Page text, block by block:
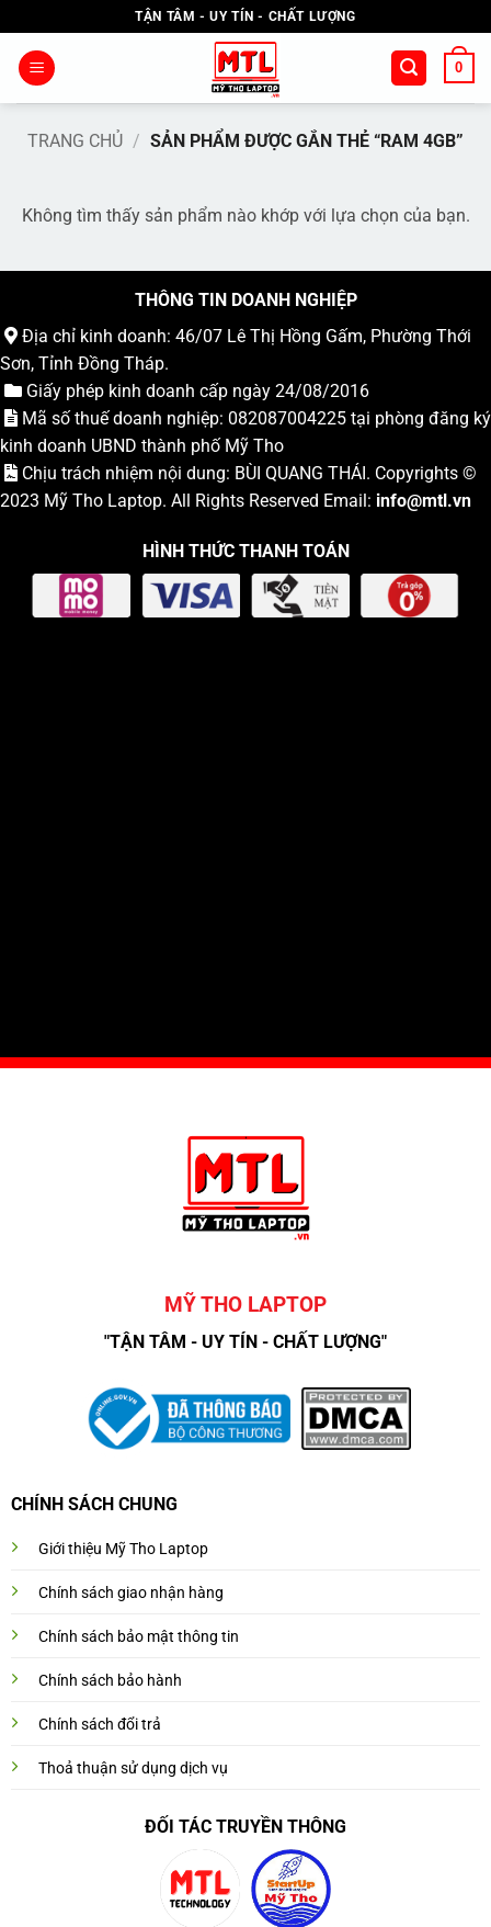
qua
nội
TẬN TÂM - UY TÍN - CHẤT LƯỢNG
0
TRANG CHỦ / SẢN PHẨM ĐƯỢC GẮN THẺ “RAM 4GB”
Không tìm thấy sản phẩm nào khớp với lựa chọn của bạn.
THÔNG TIN DOANH NGHIỆP
Địa chỉ kinh doanh: 46/07 Lê Thị Hồng Gấm, Phường Thới
Sơn, Tỉnh Đồng Tháp.
Giấy phép kinh doanh cấp ngày 24/08/2016
Mã số thuế doanh nghiệp: 082087004225 tại phòng đăng ký
kinh doanh UBND thành phố Mỹ Tho
Chịu trách nhiệm nội dung: BÙI QUANG THÁI. Copyrights ©
2023 Mỹ Tho Laptop. All Rights Reserved Email: info@mtl.vn
HÌNH THỨC THANH TOÁN
MỸ THO LAPTOP
"TẬN TÂM - UY TÍN - CHẤT LƯỢNG"
CHÍNH SÁCH CHUNG
Giới thiệu Mỹ Tho Laptop
Chính sách giao nhận hàng
Chính sách bảo mật thông tin
Chính sách bảo hành
Chính sách đổi trả
Thoả thuận sử dụng dịch vụ
ĐỐI TÁC TRUYỀN THÔNG